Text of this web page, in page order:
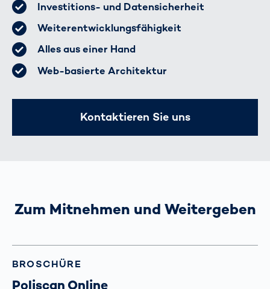
Investitions- und Datensicherheit
Weiterentwicklungsfähigkeit
Alles aus einer Hand
Web-basierte Architektur
Kontaktieren Sie uns
Zum Mitnehmen und Weitergeben
BROSCHÜRE
Poliscan Online